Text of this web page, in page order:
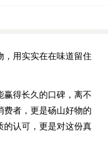
用实实在在味道留住
得长久的口碑，离不
者，更是砀山好物的
的认可，更是对这份真